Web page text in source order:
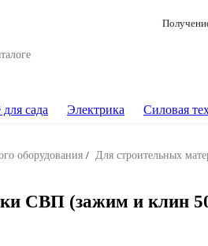
сада Электрика Силовая
оборудования / Для строительных
СВП (зажим и клин